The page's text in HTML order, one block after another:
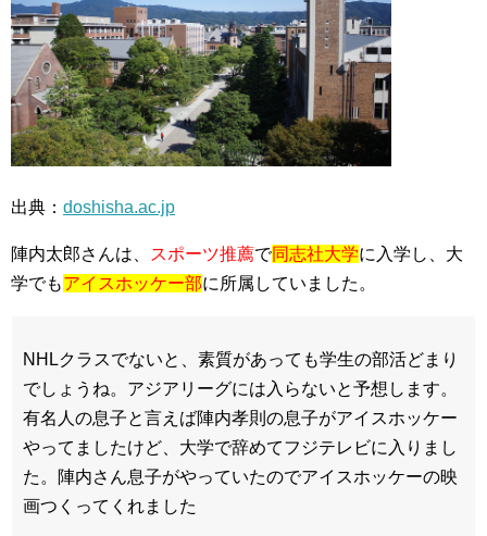
出典： doshisha.ac.jp
陣内太郎さんは、 スポーツ推薦で同志社大学に入学し、大
学でもアイスホッケー部に所属していました。
NHLクラスでないと、素質があっても学生の部活どまり
でしょうね。アジアリーグには入らないと予想します。
有名人の息子と言えば陣内孝則の息子がアイスホッケー
やってましたけど、大学で辞めてフジテレビに入りまし
た。陣内さん息子がやっていたのでアイスホッケーの映
画つくってくれました